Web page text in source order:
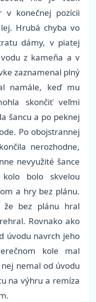
v konečnej pozícii
Hrubá chyba vo
dámy, v piatej
z kameňa a v
zaznamenal plný
namále, keď mu
skončiť veľmi
šancu a po peknej
Po obojstrannej
nerozhodne,
nevyužité šance
bolo skvelou
a hry bez plánu.
že bez plánu hral
Rovnako ako
úvodu navrch jeho
kole mal
nemal od úvodu
na výhru a remíza